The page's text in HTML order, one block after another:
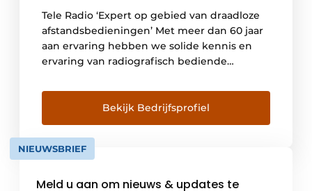
Tele Radio ‘Expert op gebied van draadloze
afstandsbedieningen’ Met meer dan 60 jaar
aan ervaring hebben we solide kennis en
ervaring van radiografisch bediende
Onze universele draadloze systemen zijn te
vinden bij procesbesturing, in de offshore,
bij geautomatiseerde toegangssystemen, in
de scheepvaart, bij de bediening van kranen
en lieren etc. De […]
Bekijk Bedrijfsprofiel
NIEUWSBRIEF
Meld u aan om nieuws & updates te